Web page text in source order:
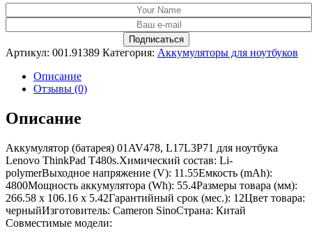
Артикул: 001.91389 Категория: Аккумуляторы для ноутбуков
Описание
Отзывы (0)
Описание
Аккумулятор (батарея) 01AV478, L17L3P71 для ноутбука
Lenovo ThinkPad T480s.Химический состав: Li-
polymerВыходное напряжение (V): 11.55Емкость (mAh):
4800Мощность аккумулятора (Wh): 55.4Размеры товара (мм):
266.58 x 106.16 x 5.42Гарантийный срок (мес.): 12Цвет товара:
черныйИзготовитель: Cameron SinoСтрана: Китай
Совместимые модели: